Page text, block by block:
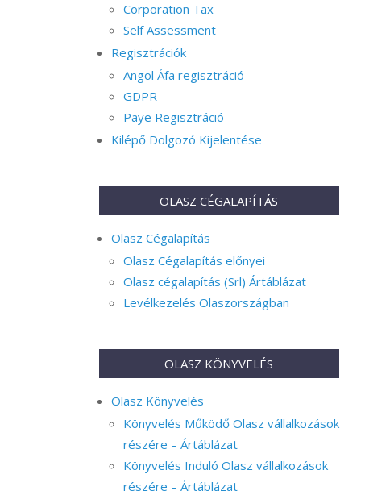
Corporation Tax
Self Assessment
Regisztrációk
Angol Áfa regisztráció
GDPR
Paye Regisztráció
Kilépő Dolgozó Kijelentése
OLASZ CÉGALAPÍTÁS
Olasz Cégalapítás
Olasz Cégalapítás előnyei
Olasz cégalapítás (Srl) Ártáblázat
Levélkezelés Olaszországban
OLASZ KÖNYVELÉS
Olasz Könyvelés
Könyvelés Működő Olasz vállalkozások
részére – Ártáblázat
Könyvelés Induló Olasz vállalkozások
részére – Ártáblázat